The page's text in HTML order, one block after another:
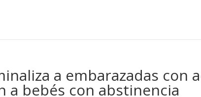
a embarazadas con
a bebés con abstinencia